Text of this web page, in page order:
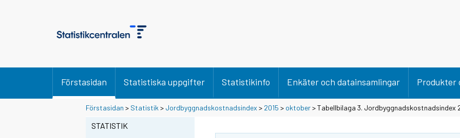
Förstasidan Statistiska uppgifter Statistikinfo Enkäter och datainsamlingar Produkter
Förstasidan > Statistik > Jordbyggnadskostnadsindex > 2015 > oktober> Tabellbilaga 3. Jordbyggnadskostnadsindex
STATISTIK